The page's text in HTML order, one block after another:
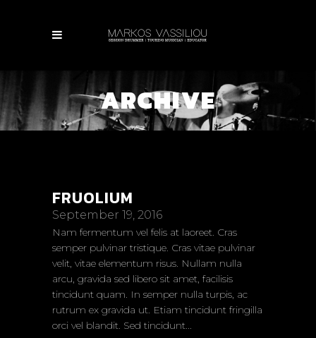
ARCHIVE
FRUOLIUM
September 19, 2016
Nam fermentum vel felis at laoreet. Cras
semper pulvinar tristique. Cras vitae pulvinar
velit, vitae elementum risus. Nullam nulla
arcu, gravida sed libero sit amet, facilisis
tincidunt quam. In semper nulla turpis, ac
rutrum ex gravida ut. Etiam tincidunt fringilla
orci vel blandit. Sed tincidunt...